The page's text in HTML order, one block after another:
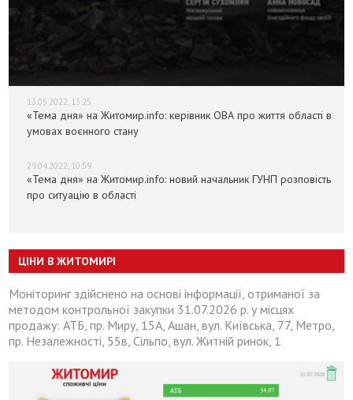
13.05.2022, 13:25
«Тема дня» на Житомир.info: керівник ОВА про життя області в
умовах воєнного стану
29.04.2022, 10:59
«Тема дня» на Житомир.info: новий начальник ГУНП розповість
про ситуацію в області
ЦІНИ В ЖИТОМИРІ
Моніторинг здійснено на основі інформації, отриманої за
методом контрольної закупки 31.07.2026 р. у місцях
продажу: АТБ, пр. Миру, 15А, Ашан, вул. Київська, 77, Метро,
пр. Незалежності, 55в, Сільпо, вул. Житній ринок, 1